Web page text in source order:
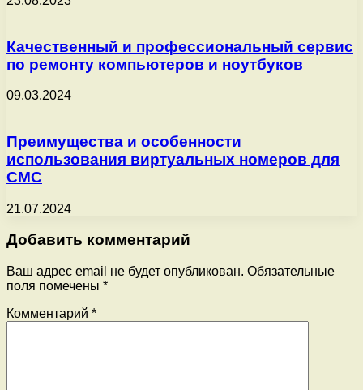
Качественный и профессиональный сервис
по ремонту компьютеров и ноутбуков
09.03.2024
Преимущества и особенности
использования виртуальных номеров для
СМС
21.07.2024
Добавить комментарий
Ваш адрес email не будет опубликован. Обязательные
поля помечены *
Комментарий *